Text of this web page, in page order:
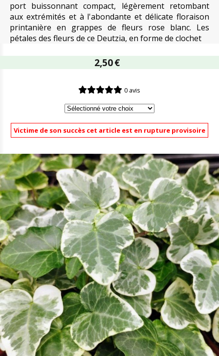
port buissonnant compact, légèrement retombant
aux extrémités et à l'abondante et délicate floraison
printanière en grappes de fleurs rose blanc. Les
pétales des fleurs de ce Deutzia, en forme de clochet
2,50€
0 avis
Victime de son succès cet article est en rupture provisoire